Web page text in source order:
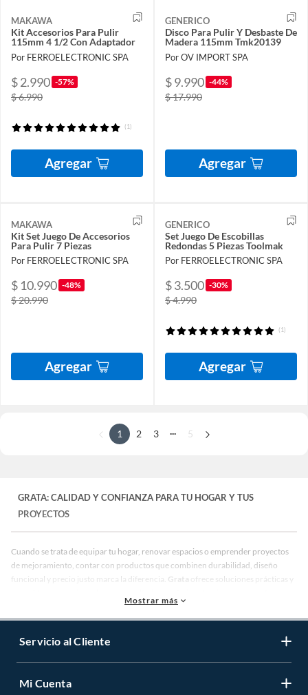
MAKAWA
Kit Accesorios Para Pulir
115mm 4 1/2 Con Adaptador
Por FERROELECTRONIC SPA
$ 2.990 -57%
$ 6.990
(1)
Agregar
GENERICO
Disco Para Pulir Y Desbaste De
Madera 115mm Tmk20139
Por OV IMPORT SPA
$ 9.990 -44%
$ 17.990
Agregar
MAKAWA
Kit Set Juego De Accesorios
Para Pulir 7 Piezas
Por FERROELECTRONIC SPA
$ 10.990 -48%
$ 20.990
Agregar
GENERICO
Set Juego De Escobillas
Redondas 5 Piezas Toolmak
Por FERROELECTRONIC SPA
$ 3.500 -30%
$ 4.990
(1)
Agregar
1 2 3 ... 5
GRATA: CALIDAD Y CONFIANZA PARA TU HOGAR Y TUS
PROYECTOS
Cuando se trata de equipar tu hogar, renovar espacios o emprender proyectos
de mejoramiento, contar con productos que combinen durabilidad, diseño
funcional y precio justo marca la diferencia. Grata ofrece soluciones prácticas y
presupuesto. Descubre todo lo que necesitas saber sobre esta marca, sus líneas
de productos, sus ventajas competitivas y por qué se ha convertido en una
Grata es una marca reconocida en el mercado latinoamericano por su
compromiso con la fabricación de productos para el hogar, la construcción, la
Mostrar más
Servicio al Cliente
Mi Cuenta